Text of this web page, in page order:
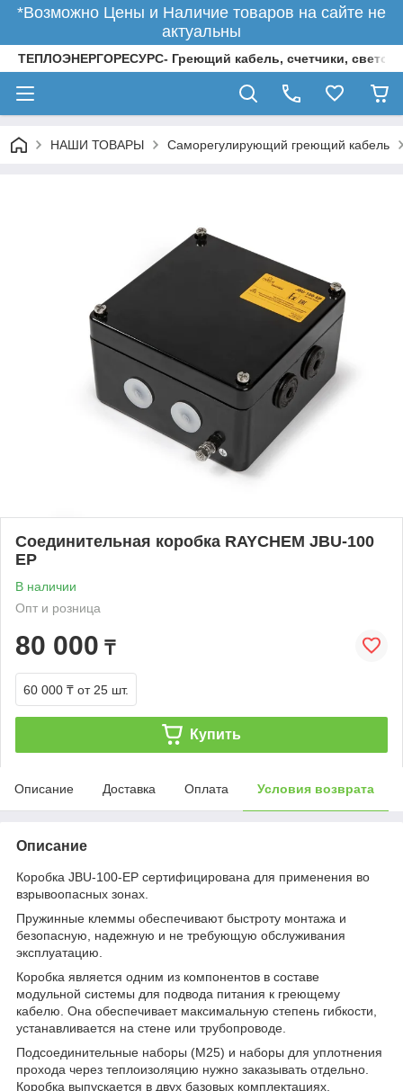
*Возможно Цены и Наличие товаров на сайте не
актуальны
ТЕПЛОЭНЕРГОРЕСУРС- Греющий кабель, счетчики,
НАШИ ТОВАРЫ Саморегулирующий греющий кабель
Соединительная коробка RAYCHEM JBU-100
EP
В наличии
Опт и розница
80 000 ₸
60 000 ₸ от 25 шт.
Купить
Описание Доставка Оплата Условия возврата
Описание
Коробка JBU-100-EP сертифицирована для применения во
взрывоопасных зонах.
Пружинные клеммы обеспечивают быстроту монтажа и
безопасную, надежную и не требующую обслуживания
эксплуатацию.
Коробка является одним из компонентов в составе
модульной системы для подвода питания к греющему
кабелю. Она обеспечивает максимальную степень гибкости,
устанавливается на стене или трубопроводе.
Подсоединительные наборы (М25) и наборы для уплотнения
прохода через теплоизоляцию нужно заказывать отдельно.
Коробка выпускается в двух базовых комплектациях,